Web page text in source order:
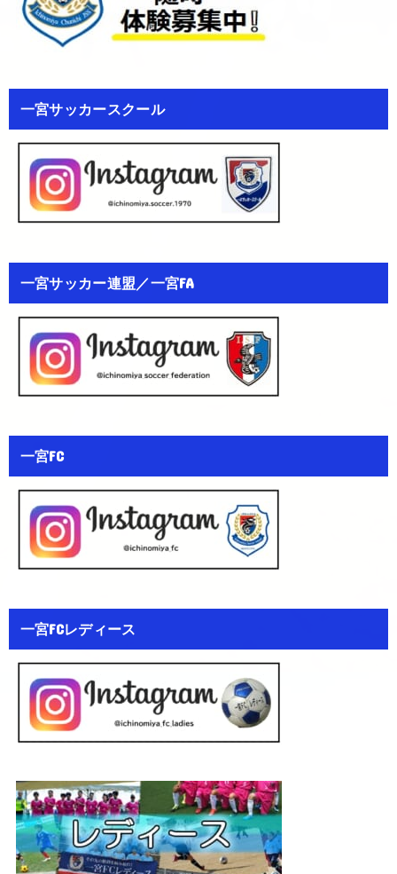
一宮サッカースクール
一宮サッカー連盟／一宮FA
一宮FC
一宮FCレディース